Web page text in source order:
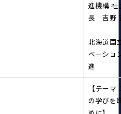
進機構 社
長　吉野
北海道国
ベーショ
進
【テー
の学びを